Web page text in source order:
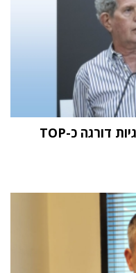
מחקר STKI השנתי: וואן טכנולוגיות דורגה כ-TOP